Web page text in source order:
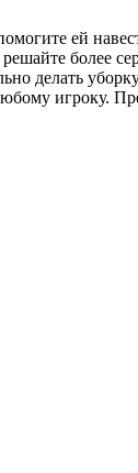
ей
более
делать
игроку.